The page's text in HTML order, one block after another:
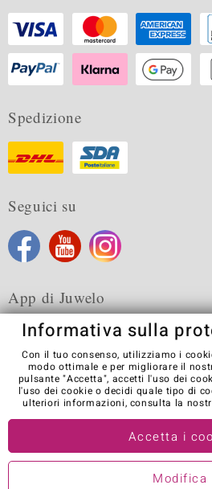
Spedizione
Seguici su
App di Juwelo
Condizioni generali di vendita
Note legali
Contatti
Visit our stores in
Informativa sulla
Con il tuo consenso, utilizziamo i
modo ottimale e per migliorare il
pulsante "Accetta", accetti l'uso dei
l'uso dei cookie o decidi quale tipo di
ulteriori informazioni, consulta la
Accetta i
Modifica